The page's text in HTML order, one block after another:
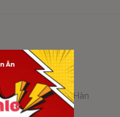
phẩm chính hãng Hàn
tiêu dùng.